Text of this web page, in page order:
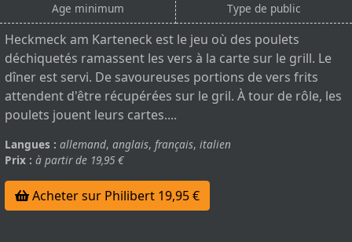
Age minimum Type de public
Heckmeck am Karteneck est le jeu où des poulets
déchiquetés ramassent les vers à la carte sur le grill. Le
dîner est servi. De savoureuses portions de vers frits
attendent d'être récupérées sur le gril. À tour de rôle, les
poulets jouent leurs cartes....
Langues : allemand, anglais, français, italien
Prix : à partir de 19,95 €
Acheter sur Philibert 19,95 €